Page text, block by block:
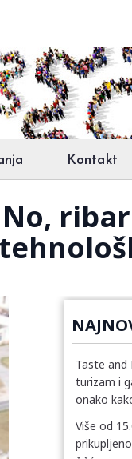
Kontakt
No,
Taste
turizam i
onako
Više od